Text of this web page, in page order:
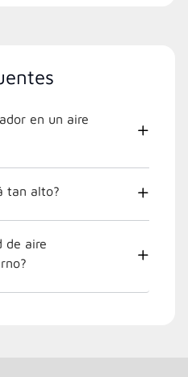
en un aire
tan alto?
de aire